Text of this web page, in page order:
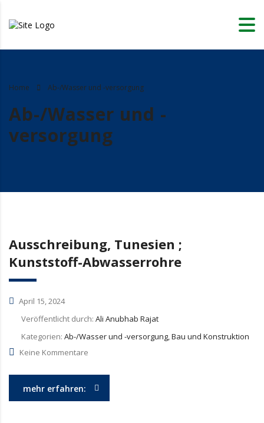
Home Ab-/Wasser und -versorgung
Ab-/Wasser und -
versorgung
Ausschreibung, Tunesien ;
Kunststoff-Abwasserrohre
April 15, 2024
Veröffentlicht durch: Ali Anubhab Rajat
Kategorien: Ab-/Wasser und -versorgung, Bau und Konstruktion
Keine Kommentare
mehr erfahren: